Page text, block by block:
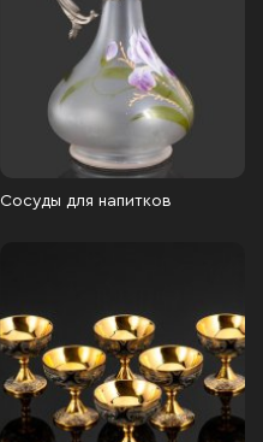
Сосуды для напитков